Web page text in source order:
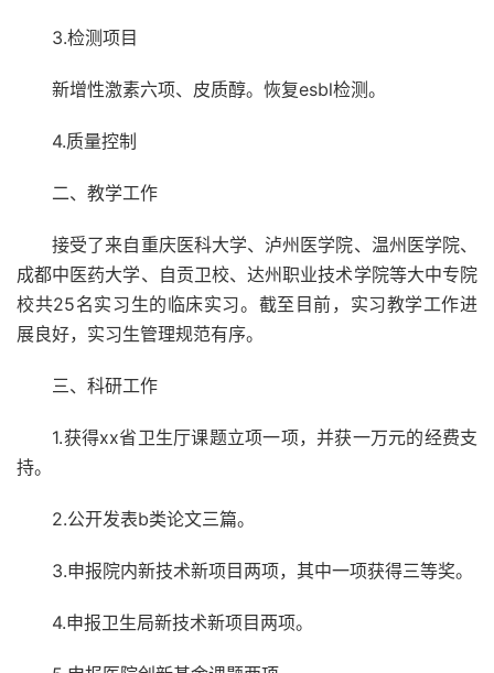
3.检测项目
新增性激素六项、皮质醇。恢复esbl检测。
4.质量控制
二、教学工作
接受了来自重庆医科大学、泸州医学院、温州医学院、
成都中医药大学、自贡卫校、达州职业技术学院等大中专院
校共25名实习生的临床实习。截至目前，实习教学工作进
展良好，实习生管理规范有序。
三、科研工作
1.获得xx省卫生厅课题立项一项，并获一万元的经费支
持。
2.公开发表b类论文三篇。
3.申报院内新技术新项目两项，其中一项获得三等奖。
4.申报卫生局新技术新项目两项。